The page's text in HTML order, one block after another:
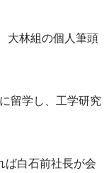
大林組の個人筆頭
留学し、工学研究
ば白石前社長が会